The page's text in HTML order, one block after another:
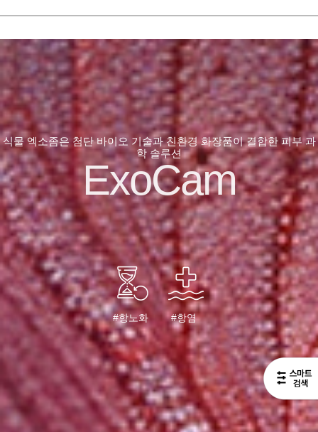
식물 엑소좀은 첨단 바이오 기술과 친환경 화장품이 결합한 피부 과
학 솔루션
ExoCam
#항노화 #항염